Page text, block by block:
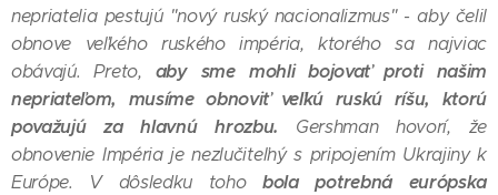
nepriatelia pestujú "nový ruský nacionalizmus" - aby čelil
obnove veľkého ruského impéria, ktorého sa najviac
obávajú. Preto, aby sme mohli bojovať proti našim
nepriateľom, musíme obnoviť veľkú ruskú ríšu, ktorú
považujú za hlavnú hrozbu.
Gershman hovorí, že
obnovenie Impéria je nezlučiteľný s pripojením Ukrajiny k
Európe. V dôsledku tohobola potrebná európska